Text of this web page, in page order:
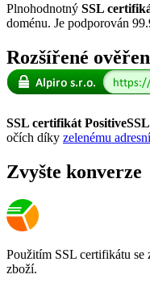
Plnohodnotný SSL
doménu. Je podporován
Rozšířené
SSL certifikát
očích díky zelenému
Zvyšte konverze
Použitím SSL certifikátu se
zboží.